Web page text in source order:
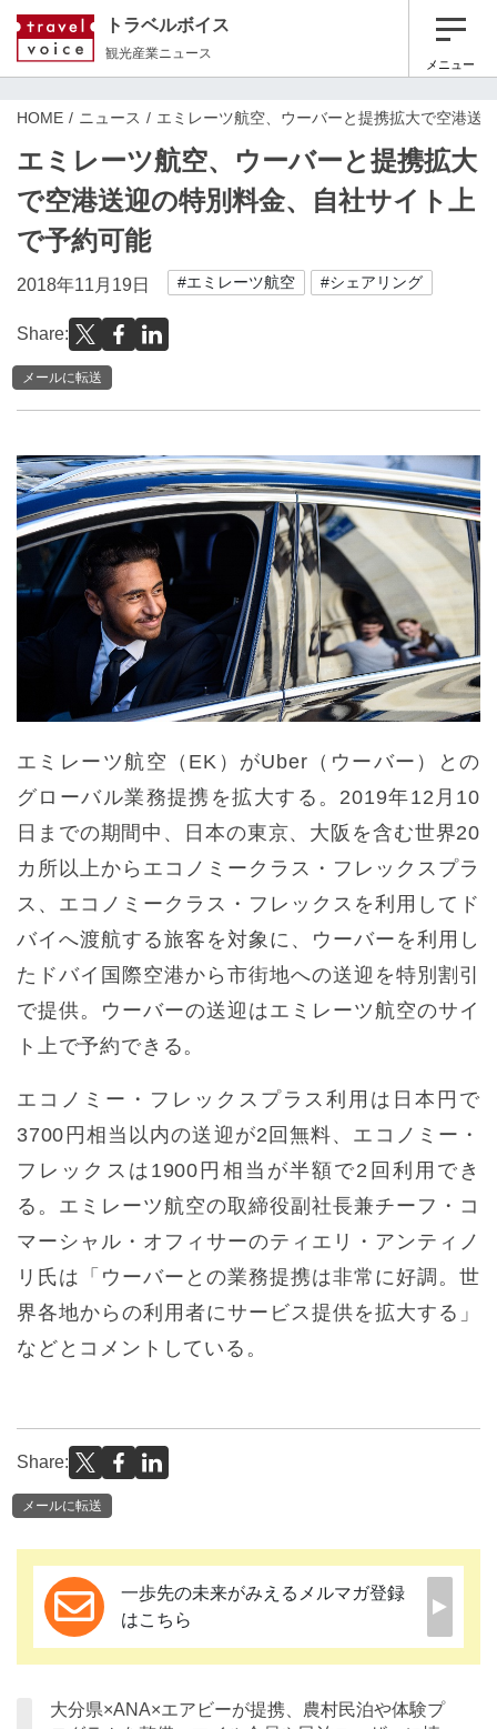
トラベルボイス
観光産業ニュース
メニュー
HOME ニュース エミレーツ航空、ウーバーと提携拡大で空港送
エミレーツ航空、ウーバーと提携拡大
で空港送迎の特別料金、自社サイト上
で予約可能
2018年11月19日 #エミレーツ航空 #シェアリング
Share:
メールに転送
エミレーツ航空（EK）がUber（ウーバー）との
グローバル業務提携を拡大する。2019年12月10
日までの期間中、日本の東京、大阪を含む世界20
カ所以上からエコノミークラス・フレックスプラ
ス、エコノミークラス・フレックスを利用してド
バイへ渡航する旅客を対象に、ウーバーを利用し
たドバイ国際空港から市街地への送迎を特別割引
で提供。ウーバーの送迎はエミレーツ航空のサイ
ト上で予約できる。
エコノミー・フレックスプラス利用は日本円で
3700円相当以内の送迎が2回無料、エコノミー・
フレックスは1900円相当が半額で2回利用でき
る。エミレーツ航空の取締役副社長兼チーフ・コ
マーシャル・オフィサーのティエリ・アンティノ
リ氏は「ウーバーとの業務提携は非常に好調。世
界各地からの利用者にサービス提供を拡大する」
などとコメントしている。
Share:
メールに転送
一歩先の未来がみえるメルマガ登録
はこちら
大分県×ANA×エアビーが提携、農村民泊や体験プ